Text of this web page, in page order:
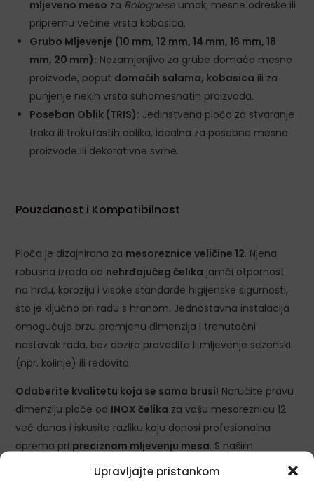
Upravljajte pristankom
mljeveno meso za Bologneseumak, mesne odreske ili
pripremu većine vrsta kobasica.
Grubo Mljevenje (10 mm, 12 mm, 14 mm, 16 mm, 18
mm, 20 mm): Nezamjenjivo za grube domaće mesne
proizvode, poput domaćih salama, kobasica ili za
punjenje nekih vrsta suhomesnatih proizvoda.
Poseban Oblik (TRIS): Jedinstvena ploča za stvaranje
traka ili trokutastih oblika, idealna za posebne mesne
proizvode ili dekorativne svrhe.
Pouzdanost i Kompatibilnost
Ploča je dizajnirana za mesoreznice veličine 12. Njena
robusna izrada od nehrđajućeg čelika jamči otpornost
na hrđu, koroziju i visoke standarde higijenske sigurnosti,
što je ključno pri radu s hranom. Jednostavna instalacija
omogućuje brzu promjenu dimenzija i trenutačni
nastavak rada, bez obzira provodite li mljevenje sezonski
(npr. kolinje) ili redovito.
Odaberite kvalitetu koja se sama brusi! Naručite pravu
dimenziju ploče od INOX čelika za vašu mesoreznicu 12
već danas i iskusite razliku koju donosi profesionalna
oprema pri preciznom mljevenju mesa. S našim
pločama postići ćete
savršenu teksturu
i poboljšati okus